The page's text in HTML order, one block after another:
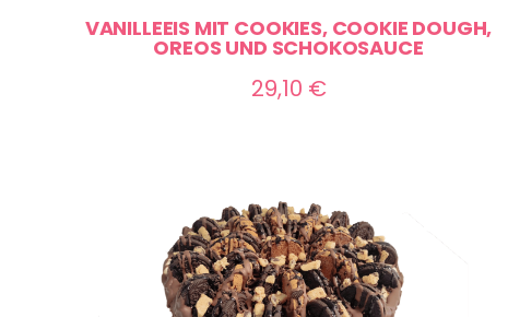
VANILLEEIS MIT COOKIES, COOKIE DOUGH,
OREOS UND SCHOKOSAUCE
29,10 €